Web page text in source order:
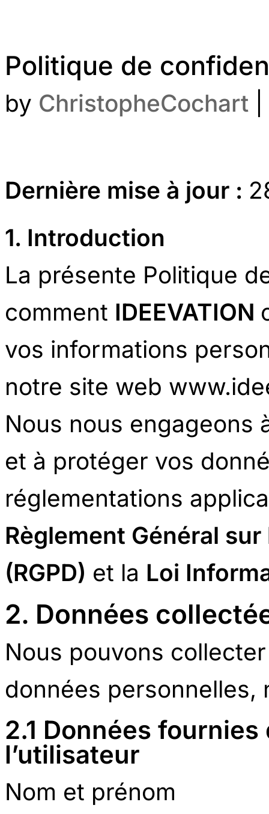
Politique de
by ChristopheCochart
Dernière mise à jour :
1. Introduction
La présente Politique
comment IDEEVATION
vos informations
notre site web
Nous nous engageons
et à protéger vos
réglementations
Règlement Général
(RGPD) et la Loi
2. Données
Nous pouvons
données personnelles,
2.1 Données
l’utilisateur
Nom et prénom